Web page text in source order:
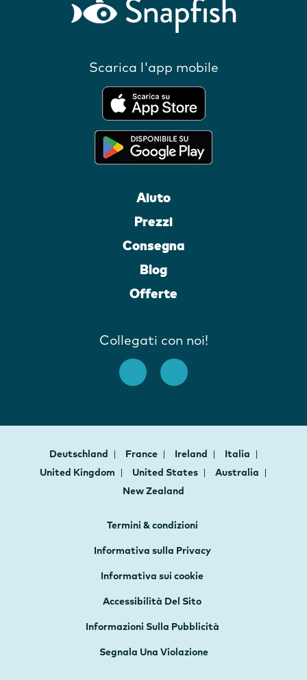
Scarica l'app mobile
Aiuto
Prezzi
Consegna
Blog
Offerte
Collegati con noi!
Deutschland France Ireland
Italia
United Kingdom
United States
Australia
New Zealand
Termini & condizioni
Informativa sulla Privacy
Informativa sui cookie
Accessibilità Del Sito
Informazioni Sulla Pubblicità
Segnala Una Violazione